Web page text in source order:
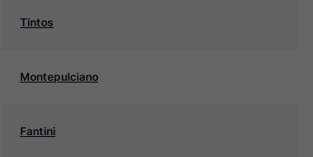
Tintos
Montepulciano
Fantini